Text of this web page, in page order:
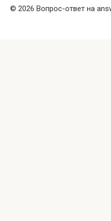
© 2026 Вопрос-ответ на